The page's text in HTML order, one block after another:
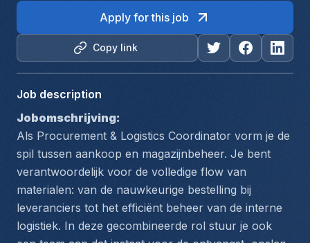
Copy link
Apply for this job
Job description
Jobomschrijving:
Als Procurement & Logistics Coordinator vorm je de
spil tussen aankoop en magazijnbeheer. Je bent
verantwoordelijk voor de volledige flow van
materialen: van de nauwkeurige bestelling bij
leveranciers tot het efficiënt beheer van de interne
logistiek. In deze gecombineerde rol stuur je ook